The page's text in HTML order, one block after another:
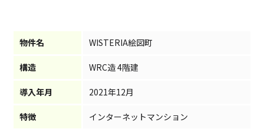
物件名 WISTERIA絵図町
構造 WRC造 4階建
導入年月 2021年12月
特徴 インターネットマンション